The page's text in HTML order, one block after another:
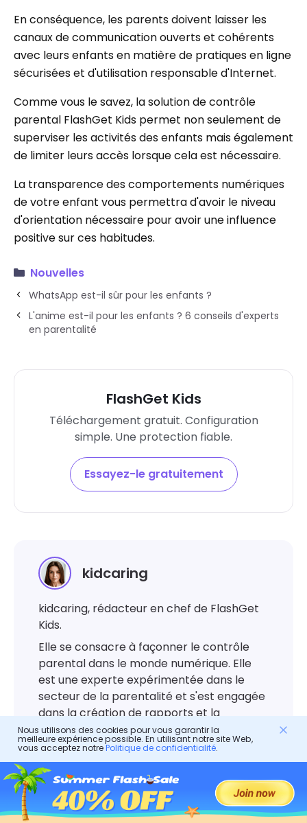
En conséquence, les parents doivent laisser les
canaux de communication ouverts et cohérents
avec leurs enfants en matière de pratiques en ligne
sécurisées et d'utilisation responsable d'Internet.
Comme vous le savez, la solution de contrôle
parental FlashGet Kids permet non seulement de
superviser les activités des enfants mais également
de limiter leurs accès lorsque cela est nécessaire.
La transparence des comportements numériques
de votre enfant vous permettra d'avoir le niveau
d'orientation nécessaire pour avoir une influence
positive sur ces habitudes.
Nouvelles
WhatsApp est-il sûr pour les enfants ?
L'anime est-il pour les enfants ? 6 conseils d'experts
en parentalité
FlashGet Kids
Téléchargement gratuit. Configuration
simple. Une protection fiable.
Essayez-le gratuitement
kidcaring
kidcaring, rédacteur en chef de FlashGet
Kids.
Elle se consacre à façonner le contrôle
parental dans le monde numérique. Elle
est une experte expérimentée dans le
secteur de la parentalité et s'est engagée
dans la création de rapports et la
rédaction de différentes applications de
contrôle parental. Au cours des cinq
dernières années, elle a fourni des guides
parentaux supplémentaires à la famille et
a contribué à changer les méthodes
parentales.
Nous utilisons des cookies pour vous garantir la
meilleure expérience possible. En utilisant notre site Web,
vous acceptez notrePolitique de confidentialité.